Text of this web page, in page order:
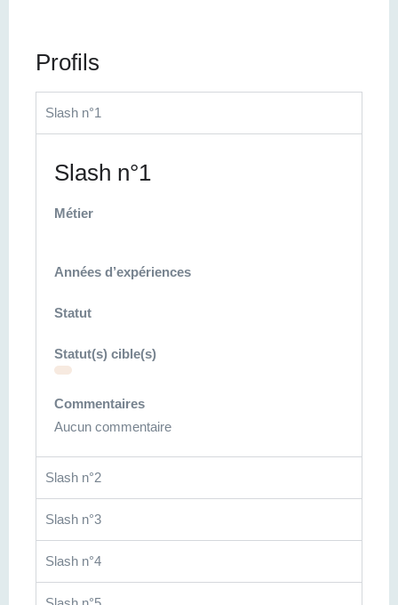
Profils
Slash n°1
Slash n°1
Métier
Années d’expériences
Statut
Statut(s) cible(s)
Commentaires
Aucun commentaire
Slash n°2
Slash n°3
Slash n°4